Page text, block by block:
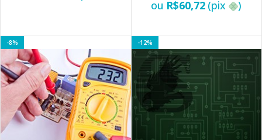
ou R$60,72 (pix )
-8% -12%